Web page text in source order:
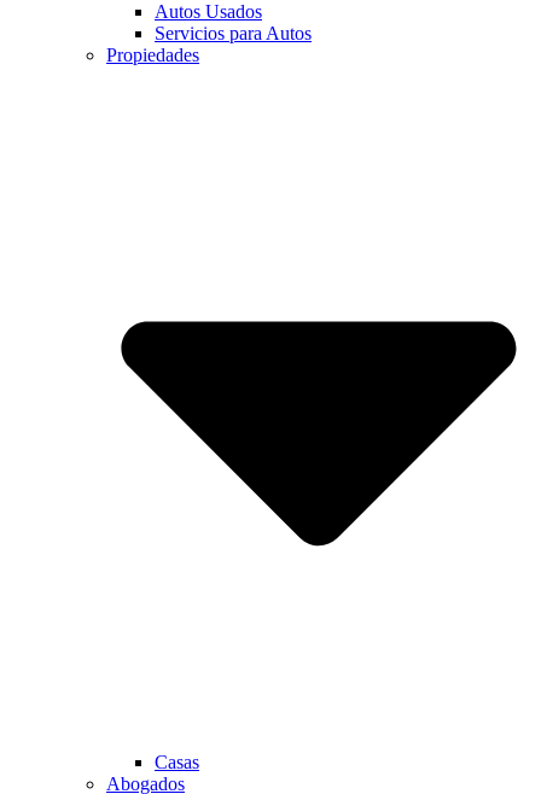
Autos Usados
Servicios para Autos
Propiedades
Casas
Abogados